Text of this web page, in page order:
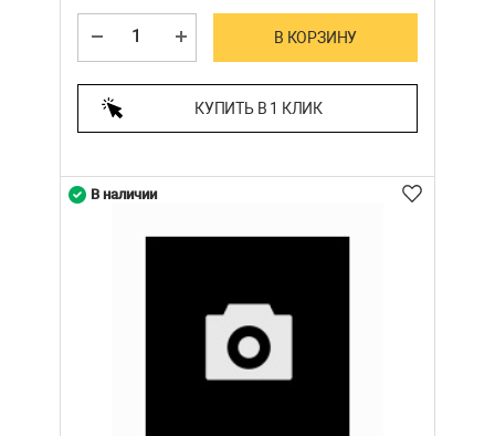
В КОРЗИНУ
КУПИТЬ В 1 КЛИК
В наличии